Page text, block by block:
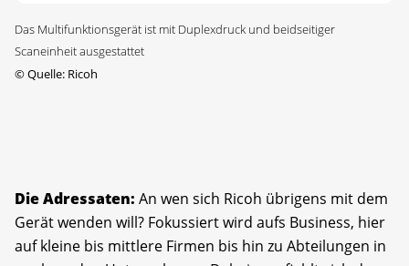
Das Multifunktionsgerät ist mit Duplexdruck und beidseitiger
Scaneinheit ausgestattet
©Quelle: Ricoh
Die Adressaten: An wen sich Ricoh übrigens mit dem
Gerät wenden will? Fokussiert wird aufs Business, hier
auf kleine bis mittlere Firmen bis hin zu Abteilungen in